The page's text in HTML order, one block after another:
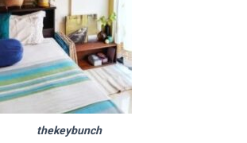
thekeybunch